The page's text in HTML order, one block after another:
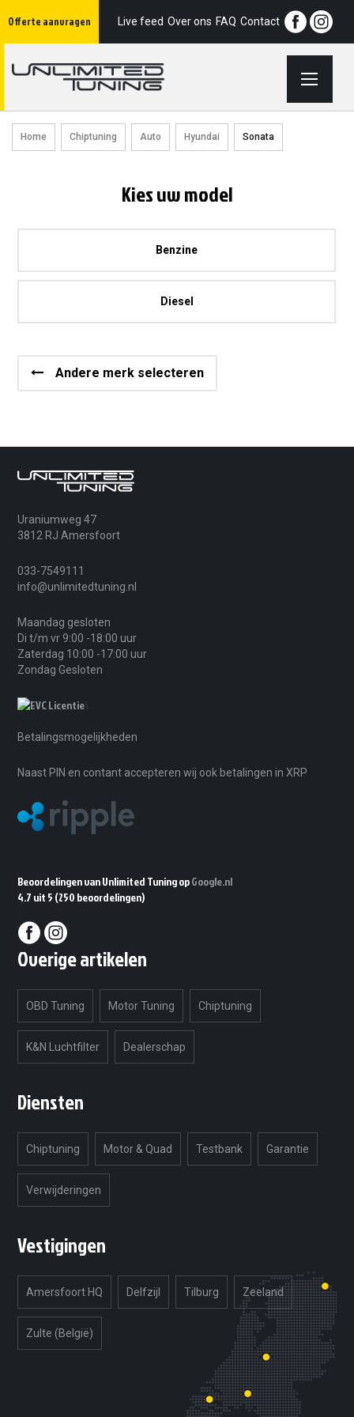
Offerte aanvragen
naarLive feed Over ons FAQ Contact
Home Chiptuning Auto Hyundai Sonata
Kies uw model
Benzine
Diesel
Andere merk selecteren
Uraniumweg 47
3812 RJ Amersfoort
033-7549111
info@unlimitedtuning.nl
Maandag gesloten
Di t/m vr 9:00 -18:00 uur
Zaterdag 10:00 -17:00 uur
Zondag Gesloten
Betalingsmogelijkheden
Naast PIN en contant accepteren wij ook betalingen in XRP
Beoordelingen van Unlimited Tuning opGoogle.nl
4.7 uit 5 (250 beoordelingen)
Overige artikelen
OBD Tuning Motor Tuning Chiptuning
K&N Luchtfilter Dealerschap
Diensten
Chiptuning Motor & Quad Testbank Garantie
Verwijderingen
Vestigingen
Amersfoort HQ Delfzijl Tilburg Zeeland
Zulte (België)